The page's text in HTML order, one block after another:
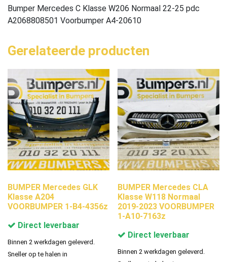
Bumper Mercedes C Klasse W206 Normaal 22-25 pdc
A2068808501 Voorbumper A4-20610
Gerelateerde producten
BUMPER Mercedes GLK
Klasse A204
VOORBUMPER 1-B4-4356z
Direct leverbaar
Binnen 2 werkdagen geleverd.
Sneller op te halen in
BUMPER Mercedes CLA
Klasse W118 Normaal
2019-2023 VOORBUMPER
1-A10-7163z
Direct leverbaar
Binnen 2 werkdagen geleverd.